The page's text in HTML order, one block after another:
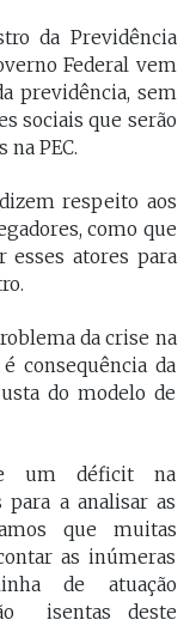
da Previdência
Federal vem
previdência, sem
sociais que serão
PEC.
respeito aos
como que
esses atores para
da crise na
consequência da
do modelo de
um déficit na
para a analisar as
que muitas
as inúmeras
de atuação
isentas deste